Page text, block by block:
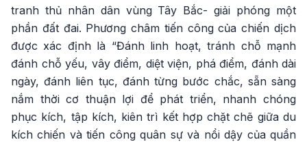
tranh thủ nhân dân vùng Tây Bắc- giải phóng một
phần đất đai. Phương châm tiến công của chiến dịch
được xác định là “Đánh linh hoạt, tránh chỗ mạnh
đánh chỗ yếu, vây điểm, diệt viện, phá điểm, đánh dài
ngày, đánh liên tục, đánh từng bước chắc, sẵn sàng
nắm thời cơ thuận lợi để phát triển, nhanh chóng
phục kích, tập kích, kiên trì kết hợp chặt chẽ giữa du
kích chiến và tiến công quân sự và nổi dậy của quần